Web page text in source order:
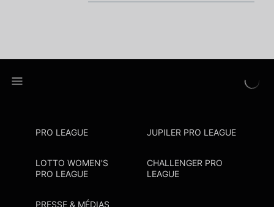
PRO LEAGUE JUPILER PRO LEAGUE
LOTTO WOMEN'S
PRO LEAGUE
CHALLENGER PRO
LEAGUE
PRESSE & MÉDIAS